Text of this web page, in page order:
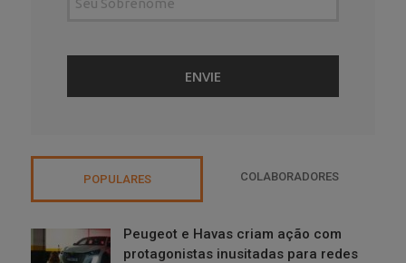
POPULARES COLABORADORES
Peugeot e Havas criam ação com
protagonistas inusitadas para redes